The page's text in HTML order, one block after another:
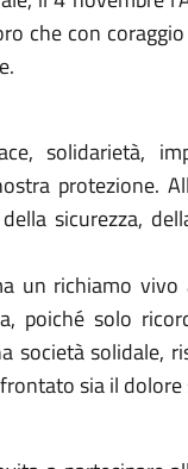
che con
solidarietà,
protezione.
sicurezza,
un richiamo vivo
poiché solo
solidale,
sia il dolore